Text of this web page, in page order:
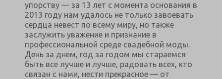
упорству — за 13 лет с момента основания в
2013 году нам удалось не только завоевать
сердца невест по всему миру, но также
заслужить уважение и признание в
профессиональной среде свадебной моды.
День за днем, год за годом мы стараемся
быть все лучше и лучше, радовать всех, кто
связан с нами, нести прекрасное — от